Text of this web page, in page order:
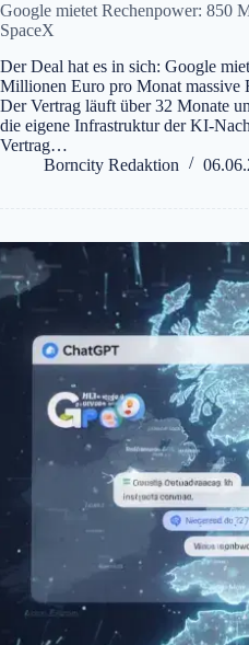
Google mietet Rechenpower: 850
SpaceX
Der Deal hat es in sich: Google
Millionen Euro pro Monat massive
Der Vertrag läuft über 32 Monate
die eigene Infrastruktur der KI-
Vertrag…
Borncity Redaktion